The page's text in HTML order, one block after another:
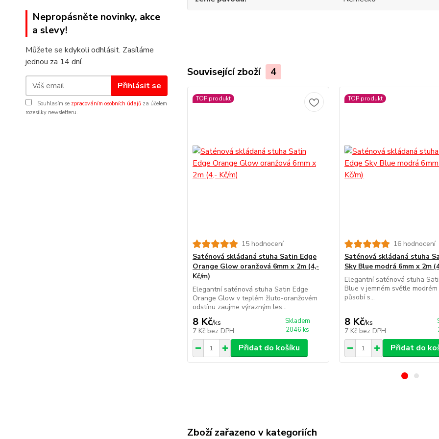
Nepropásněte novinky, akce
a slevy!
Můžete se kdykoli odhlásit. Zasíláme
jednou za 14 dní.
Přihlásit se
Souhlasím se zpracováním osobních údajů za účelem
rozesílky newsletteru.
Související zboží 4
TOP produkt
15 hodnocení
Saténová skládaná stuha Satin Edge
Orange Glow oranžová 6mm x 2m (4,-
Kč/m)
Elegantní saténová stuha Satin Edge
Orange Glow v teplém žluto-oranžovém
odstínu zaujme výrazným les...
8 Kč/ks
7 Kč bez DPH
Skladem
2046 ks
Přidat do košíku
TOP produkt
16 hodnocení
Saténová skládaná stuha
Sky Blue modrá 6mm x 2m
Elegantní saténová stuha
Blue v jemném světle
působí s...
8 Kč/ks
7 Kč bez DPH
Přidat do
Zboží zařazeno v kategoriích